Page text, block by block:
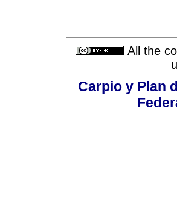
All the
Carpio y Plan